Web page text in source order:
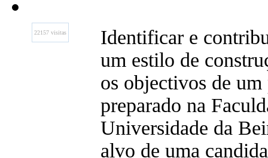
22157 visitas
Identificar e
um estilo de
os objectivos de um
preparado na
Universidade da
alvo de uma